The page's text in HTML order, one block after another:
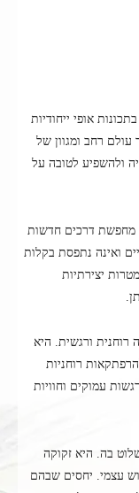
אופי ייחודיות
רחב ומגוון של
ולהשפיע לטובה על
מחפשת דרכים חדשות
ואינה נתפסת בקלות
יצירתיות
רוחנית ורגשית. היא
רוחניות
עמוקים וחוויות
בה. היא זקוקה
עצמי. יחסים שבהם